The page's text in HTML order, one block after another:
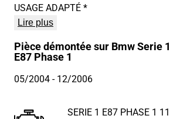
USAGE ADAPTÉ *
Lire plus
Pièce démontée sur Bmw Serie
E87 Phase 1
05/2004- 12/2006
SERIE 1 E87 PHASE 1